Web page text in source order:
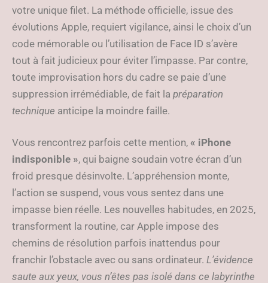
votre unique filet. La méthode officielle, issue des
évolutions Apple, requiert vigilance, ainsi le choix d’un
code mémorable ou l’utilisation de Face ID s’avère
tout à fait judicieux pour éviter l’impasse. Par contre,
toute improvisation hors du cadre se paie d’une
suppression irrémédiable, de fait la préparation
technique anticipe la moindre faille.
Vous rencontrez parfois cette mention, « iPhone
indisponible », qui baigne soudain votre écran d’un
froid presque désinvolte. L’appréhension monte,
l’action se suspend, vous vous sentez dans une
impasse bien réelle. Les nouvelles habitudes, en 2025,
transforment la routine, car Apple impose des
chemins de résolution parfois inattendus pour
franchir l’obstacle avec ou sans ordinateur. L’évidence
saute aux yeux, vous n’êtes pas isolé dans ce labyrinthe